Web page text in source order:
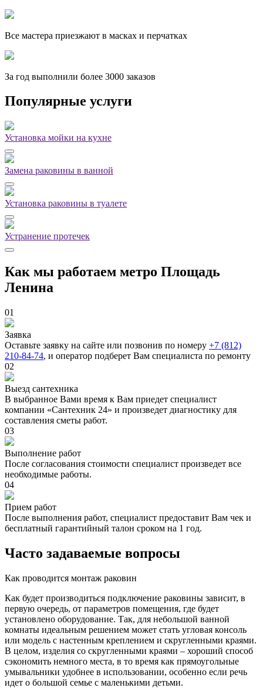
Все мастера приезжают в масках и перчатках
За год выполнили более 3000 заказов
Популярные услуги
Установка мойки на кухне
Замена раковины в ванной
Установка раковины в туалете
Устранение протечек
Как мы работаем метро Площадь
Ленина
01
Заявка
Оставьте заявку на сайте или позвонив по номеру +7 (812)
210-84-74, и оператор подберет Вам специалиста по ремонту
02
Выезд сантехника
В выбранное Вами время к Вам приедет специалист
компании «Сантехник 24» и произведет диагностику для
составления сметы работ.
03
Выполнение работ
После согласования стоимости специалист произведет все
необходимые работы.
04
Прием работ
После выполнения работ, специалист предоставит Вам чек и
бесплатный гарантийный талон сроком на 1 год.
Часто задаваемые вопросы
Как проводится монтаж раковин
Как будет производиться подключение раковины зависит, в
первую очередь, от параметров помещения, где будет
установлено оборудование. Так, для небольшой ванной
комнаты идеальным решением может стать угловая консоль
или модель с настенным креплением и скругленными краями.
В целом, изделия со скругленными краями – хороший способ
сэкономить немного места, в то время как прямоугольные
умывальники удобнее в использовании, особенно если речь
идет о большой семье с маленькими детьми.